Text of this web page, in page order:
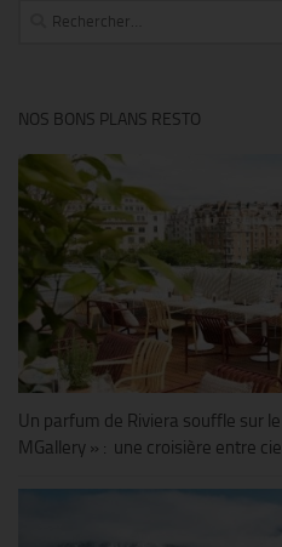
Rechercher :
NOS BONS PLANS RESTO
Un parfum de Riviera souffle sur
MGallery » : une croisière entre